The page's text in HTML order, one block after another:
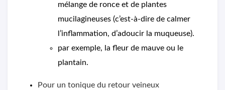
mélange de ronce et de plantes
mucilagineuses (c’est-à-dire de calmer
l’inflammation, d’adoucir la muqueuse).
par exemple, la fleur de mauve ou le
plantain.
Pour un tonique du retour veineux